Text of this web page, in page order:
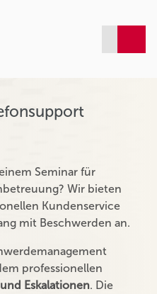
Seminar für
Wir bieten
Kundenservice
mit Beschwerden an.
professionellen
Eskalationen. Die